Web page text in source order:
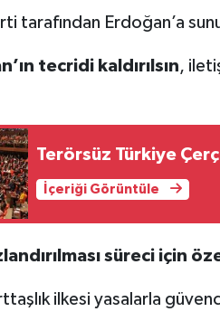
tarafından Erdoğan’a
tecridi kaldırılsın,
Terörsüz Türkiye
İçeriği Görüntüle
süreci için
ilkesi yasalarla